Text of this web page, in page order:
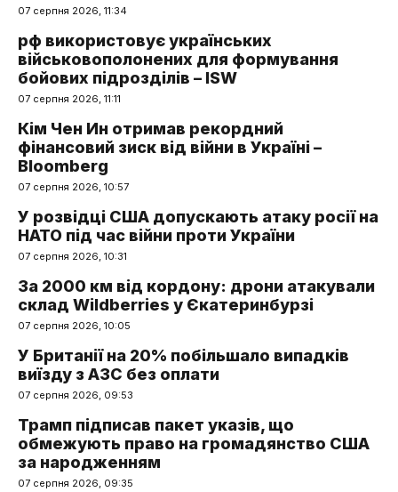
07 серпня 2026, 11:34
рф використовує українських
військовополонених для формування
бойових підрозділів – ISW
07 серпня 2026, 11:11
Кім Чен Ин отримав рекордний
фінансовий зиск від війни в Україні –
Bloomberg
07 серпня 2026, 10:57
У розвідці США допускають атаку росії на
НАТО під час війни проти України
07 серпня 2026, 10:31
За 2000 км від кордону: дрони атакували
склад Wildberries у Єкатеринбурзі
07 серпня 2026, 10:05
У Британії на 20% побільшало випадків
виїзду з АЗС без оплати
07 серпня 2026, 09:53
Трамп підписав пакет указів, що
обмежують право на громадянство США
за народженням
07 серпня 2026, 09:35